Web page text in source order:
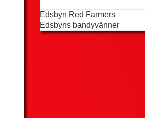
Edsbyn Red Farmers
Edsbyns bandyvänner